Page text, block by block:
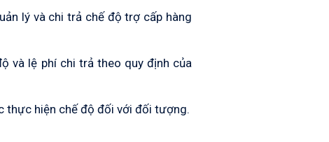
lý và chi trả chế độ trợ cấp hàng
và lệ phí chi trả theo quy định của
thực hiện chế độ đối với đối tượng.